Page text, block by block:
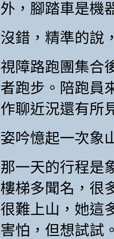
外，腳踏車是機
沒錯，精準的說
視障路跑團集合
者跑步。陪跑員
作聊近況還有所
姿吟憶起一次象
那一天的行程是
樓梯多聞名，很
很難上山，她這
害怕，但想試試